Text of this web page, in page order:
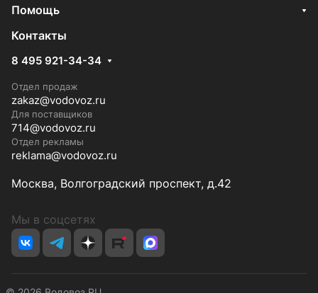
Помощь
Контакты
8 495 921-34-34
Отдел продаж
zakaz@vodovoz.ru
Для поставщиков
714@vodovoz.ru
Отдел рекламы
reklama@vodovoz.ru
Москва, Волгоградский проспект, д.42
Мы в соцсетях